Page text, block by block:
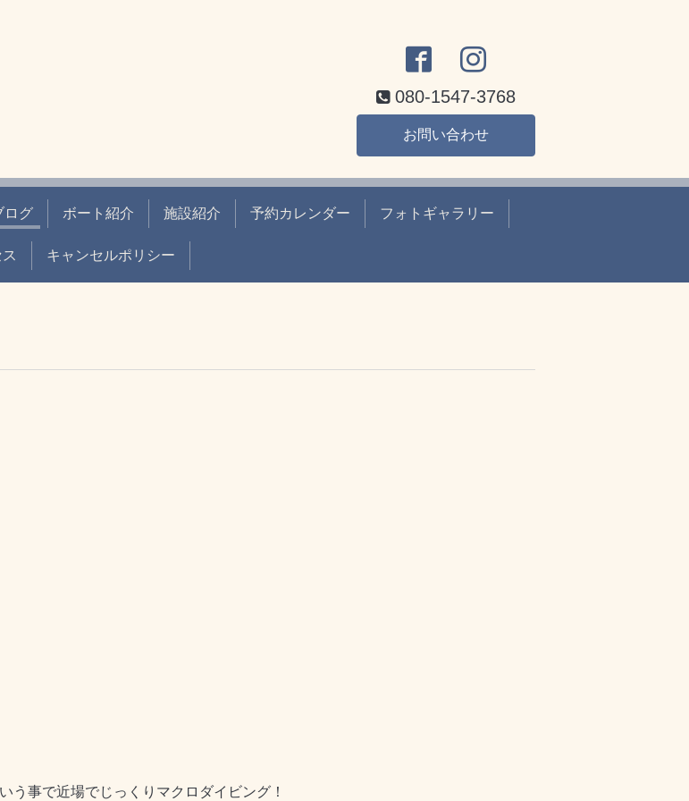
080-1547-3768
お問い合わせ
ログ ボート紹介 施設紹介 予約カレンダー フォトギャラリー
キャンセルポリシー
事で近場でじっくりマクロダイビング！